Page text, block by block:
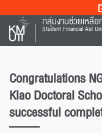
กลุ่มงานช่วยเหลือ
Student Financial Aid
Congratulations
Klao Doctoral
successful